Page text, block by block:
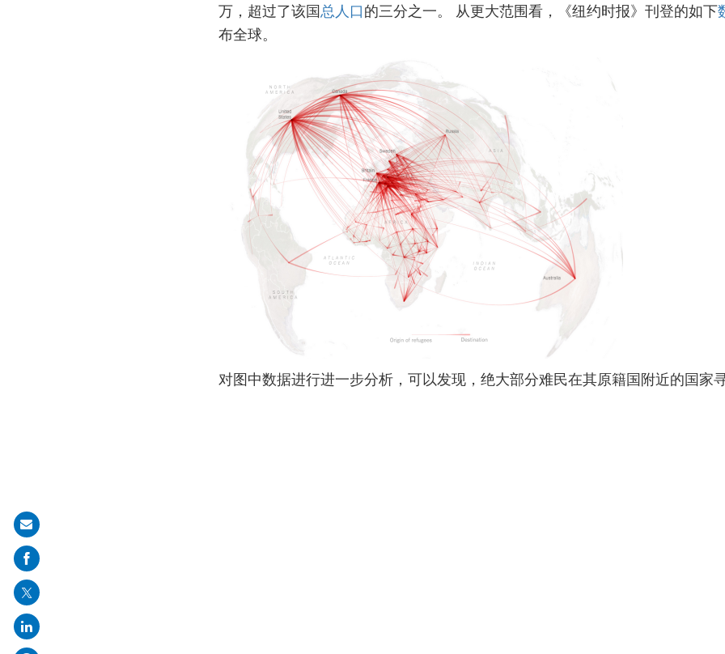
万，超过了该国总人口的三分之一。 从更大范围看，《纽约时报》刊登的如下
布全球。
对图中数据进行进一步分析，可以发现，绝大部分难民在其原籍国附近的国家寻
Share
on
mail